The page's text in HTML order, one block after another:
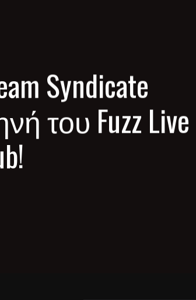
Syndicate
του Fuzz Live